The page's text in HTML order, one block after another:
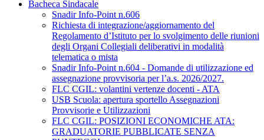
Bacheca Sindacale
Snadir Info-Point n.606
Richiesta di integrazione/aggiornamento del
Regolamento d’Istituto per lo svolgimento delle riunioni
degli Organi Collegiali deliberativi in modalità
telematica o mista
Snadir Info-Point n.604 - Domande di utilizzazione ed
assegnazione provvisoria per l’a.s. 2026/2027.
FLC CGIL: volantini vertenze docenti - ATA
USB Scuola: apertura sportello Assegnazioni
Provvisorie e Utilizzazioni
FLC CGIL: POSIZIONI ECONOMICHE ATA:
GRADUATORIE PUBBLICATE SENZA